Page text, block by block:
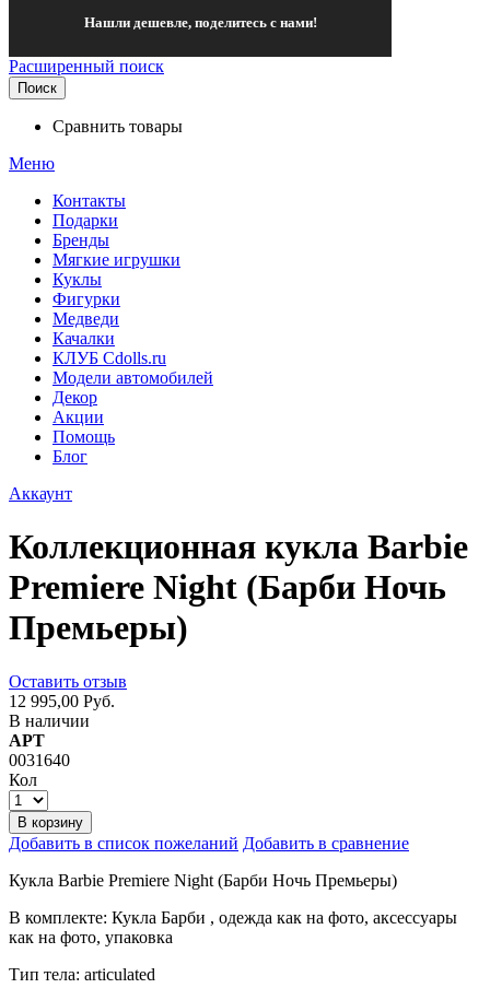
Нашли дешевле, поделитесь с нами!
Расширенный поиск
Поиск
Сравнить товары
Меню
Контакты
Подарки
Бренды
Мягкие игрушки
Куклы
Фигурки
Медведи
Качалки
КЛУБ Cdolls.ru
Модели автомобилей
Декор
Акции
Помощь
Блог
Аккаунт
Коллекционная кукла Barbie
Premiere Night (Барби Ночь
Премьеры)
Оставить отзыв
12 995,00 Руб.
В наличии
АРТ
0031640
Кол
В корзину
Добавить в список пожеланий Добавить в сравнение
Кукла Barbie Premiere Night (Барби Ночь Премьеры)
В комплекте: Кукла Барби , одежда как на фото, аксессуары
как на фото, упаковка
Тип тела: articulated